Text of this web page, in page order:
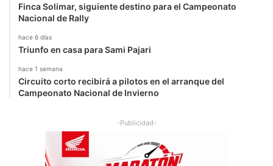
Finca Solimar, siguiente destino para el Campeonato
Nacional de Rally
hace 6 días
Triunfo en casa para Sami Pajari
hace 1 semana
Circuito corto recibirá a pilotos en el arranque del
Campeonato Nacional de Invierno
-Publicidad-